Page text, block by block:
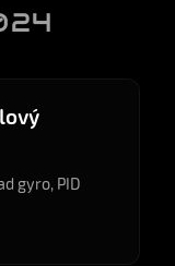
gyro, PID